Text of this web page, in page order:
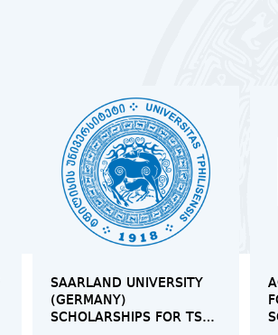
SAARLAND UNIVERSITY
(GERMANY)
SCHOLARSHIPS FOR TSU